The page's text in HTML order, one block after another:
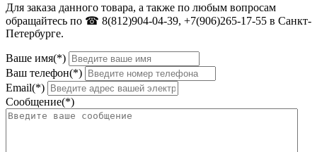
Для заказа данного товара, а также по любым вопросам
обращайтесь по ☎ 8(812)904-04-39, +7(906)265-17-55 в Санкт-
Петербурге.
Ваше имя(*)
Ваш телефон(*)
Email(*)
Сообщение(*)